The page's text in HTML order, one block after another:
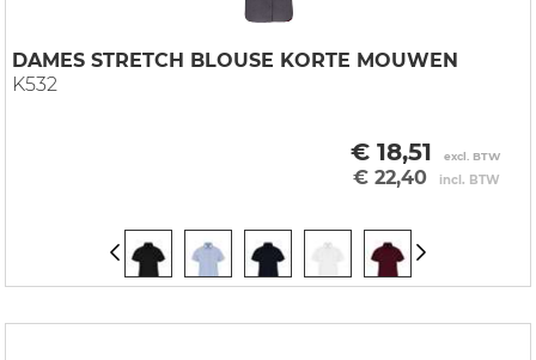
DAMES STRETCH BLOUSE KORTE MOUWEN
K532
€ 18,51 excl. BTW
€ 22,40 incl. BTW